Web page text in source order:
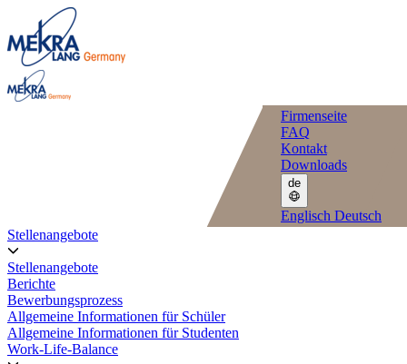
Firmenseite
FAQ
Kontakt
Downloads
de
Englisch Deutsch
Stellenangebote
Stellenangebote
Berichte
Bewerbungsprozess
Allgemeine Informationen für Schüler
Allgemeine Informationen für Studenten
Work-Life-Balance